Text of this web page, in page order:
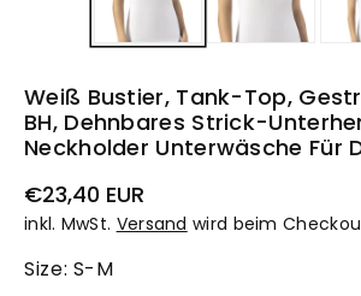
Weiß Bustier, Tank-Top,
BH, Dehnbares Strick-
Neckholder Unterwäsche Für
Normaler
Preis
€23,40 EUR
inkl. MwSt. Versand wird beim
Size: S-M